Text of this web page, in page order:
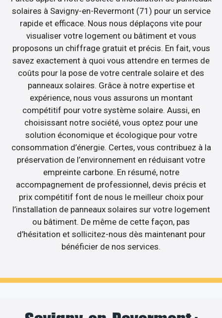
solaires à Savigny-en-Revermont (71) pour un service
rapide et efficace. Nous nous déplaçons vite pour
visualiser votre logement ou bâtiment et vous
proposons un chiffrage gratuit et précis. En fait, vous
savez exactement à quoi vous attendre en termes de
coûts pour la pose de votre centrale solaire et des
panneaux solaires. Grâce à notre expertise et
expérience, nous vous assurons un montant
compétitif pour votre système solaire. Aussi, en
choisissant notre société, vous optez pour une
solution économique et écologique pour votre
consommation d’énergie. Certes, vous contribuez à la
préservation de l’environnement en réduisant votre
empreinte carbone. En résumé, notre
accompagnement de professionnel, devis précis et
prix compétitif font de nous le meilleur choix pour
l’installation de panneaux solaires sur votre logement
ou bâtiment. De même de cette façon, pas
d’hésitation et sollicitez-nous dès maintenant pour
bénéficier de nos services.